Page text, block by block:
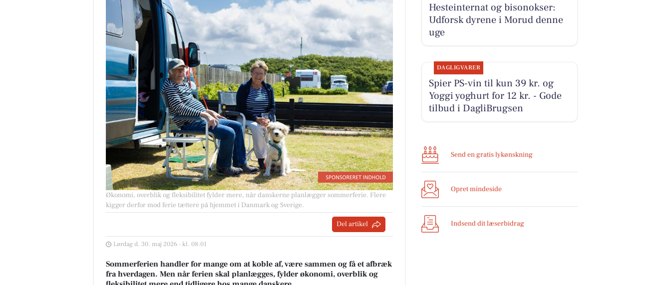
Økonomi, overblik og fleksibilitet fylder mere, når danskerne planlægger sommerferie. Flere
kigger derfor mod ferie tættere på hjemmet i Danmark og Sverige.
Del artikel
Lørdag d. 30. maj 2026 - kl. 08:01
Sommerferien handler for mange om at koble af, være sammen og få et afbræk
fra hverdagen. Men når ferien skal planlægges, fylder økonomi, overblik og
Hesteinternat og bisonokser:
Udforsk dyrene i Morud denne
uge
DAGLIGVARER
Spier PS-vin til kun 39 kr. og
Yoggi yoghurt for 12 kr. - Gode
tilbud i DagliBrugsen
Send en gratis lykønskning
Opret mindeside
Indsend dit læserbidrag